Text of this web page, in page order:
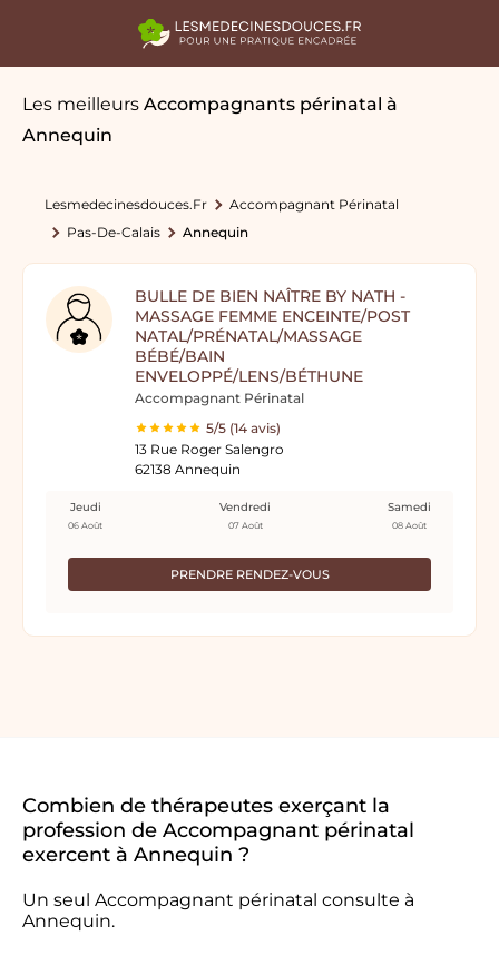
Les meilleurs Accompagnants périnatal à
Annequin
Lesmedecinesdouces.fr
Accompagnant Périnatal
Pas-De-Calais
Annequin
BULLE DE BIEN NAÎTRE BY NATH -
MASSAGE FEMME ENCEINTE/POST
NATAL/PRÉNATAL/MASSAGE
BÉBÉ/BAIN
ENVELOPPÉ/LENS/BÉTHUNE
Accompagnant Périnatal
5/5 (14 avis)
13 Rue Roger Salengro
62138 Annequin
PRENDRE RENDEZ-VOUS
Jeudi
06 Août
Vendredi
07 Août
Samedi
08 Août
Combien de thérapeutes exerçant la
profession de Accompagnant périnatal
exercent à Annequin ?
Un seul Accompagnant périnatal consulte à
Annequin.